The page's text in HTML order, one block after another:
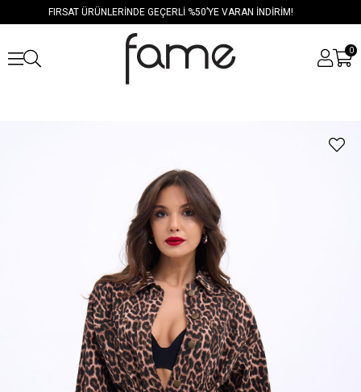
FIRSAT ÜRÜNLERİNDE GEÇERLİ %50’YE VARAN İNDİRİM!
0